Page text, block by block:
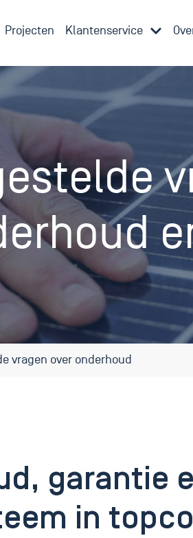
Projecten Klantenservice
vragen over onderhoud
garantie
in